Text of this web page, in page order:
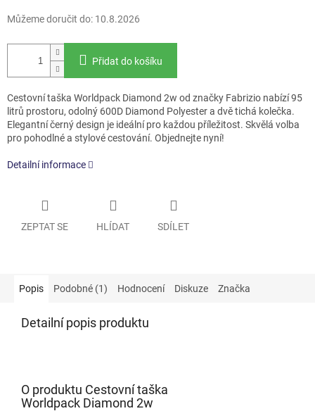
Můžeme doručit do: 10.8.2026
Přidat do košíku
Cestovní taška Worldpack Diamond 2w od značky Fabrizio nabízí 95
litrů prostoru, odolný 600D Diamond Polyester a dvě tichá kolečka.
Elegantní černý design je ideální pro každou příležitost. Skvělá volba
pro pohodlné a stylové cestování. Objednejte nyní!
Detailní informace
ZEPTAT SE HLÍDAT SDÍLET
Popis Podobné (1) Hodnocení Diskuze Značka
Detailní popis produktu
O produktu Cestovní taška
Worldpack Diamond 2w